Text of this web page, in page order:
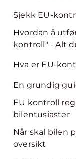
Sjekk EU-
Hvordan å
kontroll" - Alt
Hva er EU-
En grundig
EU kontroll
bilentusiaster
Når skal bilen
oversikt